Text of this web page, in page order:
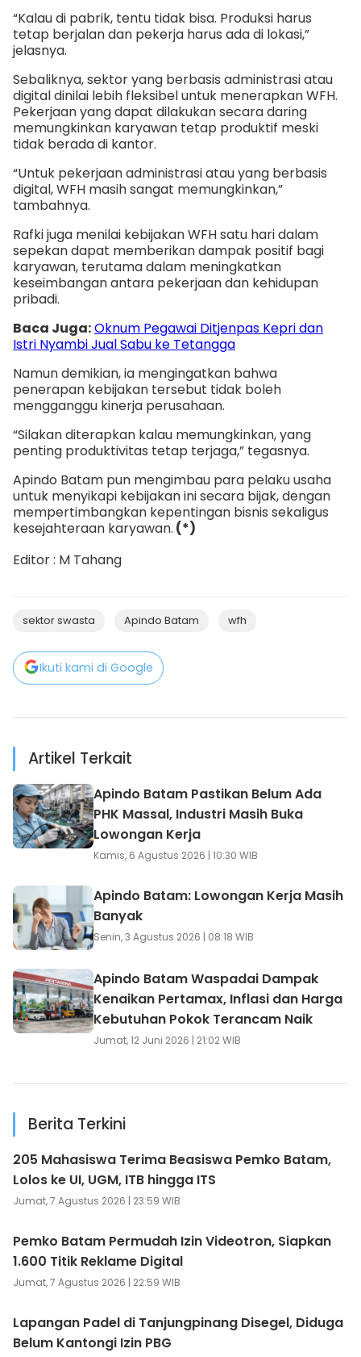
“Kalau di pabrik, tentu tidak bisa. Produksi harus
tetap berjalan dan pekerja harus ada di lokasi,”
jelasnya.
Sebaliknya, sektor yang berbasis administrasi atau
digital dinilai lebih fleksibel untuk menerapkan WFH.
Pekerjaan yang dapat dilakukan secara daring
memungkinkan karyawan tetap produktif meski
tidak berada di kantor.
“Untuk pekerjaan administrasi atau yang berbasis
digital, WFH masih sangat memungkinkan,”
tambahnya.
Rafki juga menilai kebijakan WFH satu hari dalam
sepekan dapat memberikan dampak positif bagi
karyawan, terutama dalam meningkatkan
keseimbangan antara pekerjaan dan kehidupan
pribadi.
Baca Juga:Oknum Pegawai Ditjenpas Kepri dan
Istri Nyambi Jual Sabu ke Tetangga
Namun demikian, ia mengingatkan bahwa
penerapan kebijakan tersebut tidak boleh
mengganggu kinerja perusahaan.
“Silakan diterapkan kalau memungkinkan, yang
penting produktivitas tetap terjaga,” tegasnya.
Apindo Batam pun mengimbau para pelaku usaha
untuk menyikapi kebijakan ini secara bijak, dengan
mempertimbangkan kepentingan bisnis sekaligus
kesejahteraan karyawan. (*)
Editor : M Tahang
sektor swasta Apindo Batam wfh
Ikuti kami di Google
Artikel Terkait
Apindo Batam Pastikan Belum Ada
PHK Massal, Industri Masih Buka
Lowongan Kerja
Kamis, 6 Agustus 2026 | 10:30 WIB
Apindo Batam: Lowongan Kerja Masih
Banyak
Senin, 3 Agustus 2026 | 08:18 WIB
Apindo Batam Waspadai Dampak
Kenaikan Pertamax, Inflasi dan Harga
Kebutuhan Pokok Terancam Naik
Jumat, 12 Juni 2026 | 21:02 WIB
Berita Terkini
205 Mahasiswa Terima Beasiswa Pemko Batam,
Lolos ke UI, UGM, ITB hingga ITS
Jumat, 7 Agustus 2026 | 23:59 WIB
Pemko Batam Permudah Izin Videotron, Siapkan
1.600 Titik Reklame Digital
Jumat, 7 Agustus 2026 | 22:59 WIB
Lapangan Padel di Tanjungpinang Disegel, Diduga
Belum Kantongi Izin PBG